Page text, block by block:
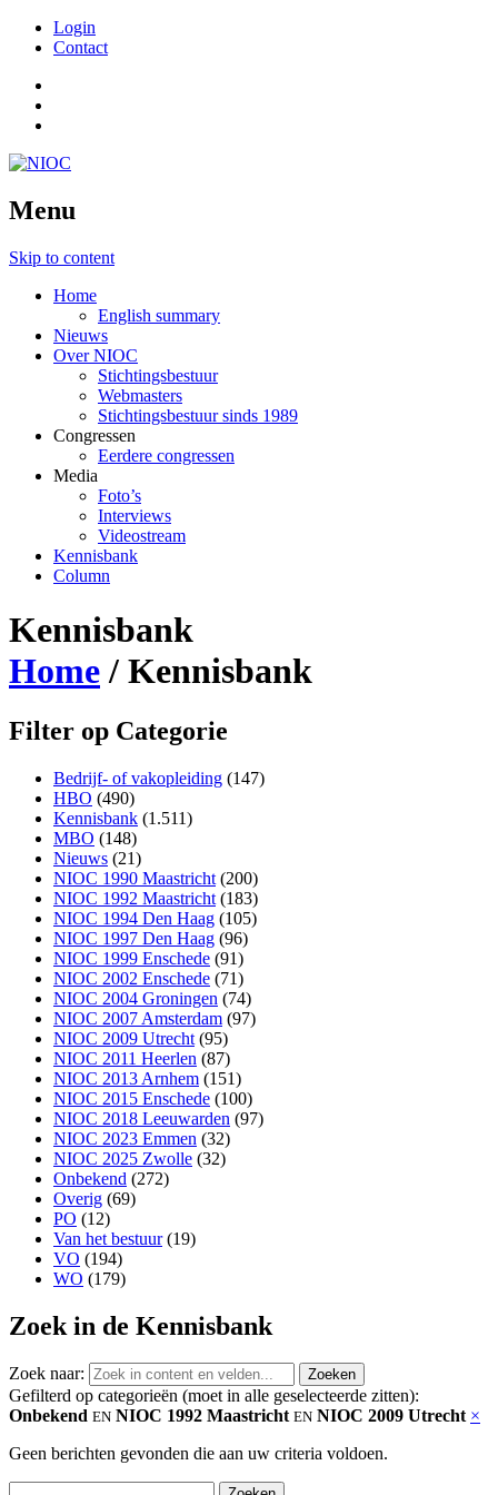
Login
Contact
Menu
Skip to content
Home
English summary
Nieuws
Over NIOC
Stichtingsbestuur
Webmasters
Stichtingsbestuur sinds 1989
Congressen
Eerdere congressen
Media
Foto’s
Interviews
Videostream
Kennisbank
Column
Kennisbank
Home/ Kennisbank
Filter op Categorie
Bedrijf- of vakopleiding (147)
HBO (490)
Kennisbank (1.511)
MBO (148)
Nieuws (21)
NIOC 1990 Maastricht (200)
NIOC 1992 Maastricht (183)
NIOC 1994 Den Haag (105)
NIOC 1997 Den Haag (96)
NIOC 1999 Enschede (91)
NIOC 2002 Enschede (71)
NIOC 2004 Groningen (74)
NIOC 2007 Amsterdam (97)
NIOC 2009 Utrecht (95)
NIOC 2011 Heerlen (87)
NIOC 2013 Arnhem (151)
NIOC 2015 Enschede (100)
NIOC 2018 Leeuwarden (97)
NIOC 2023 Emmen (32)
NIOC 2025 Zwolle (32)
Onbekend (272)
Overig (69)
PO (12)
Van het bestuur(19)
VO (194)
WO (179)
Zoek in de Kennisbank
Zoek naar:
Gefilterd op categorieën (moet in alle geselecteerde zitten):
Onbekend EN NIOC 1992 Maastricht EN NIOC 2009 Utrecht ×
Geen berichten gevonden die aan uw criteria voldoen.